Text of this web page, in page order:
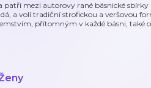
patří mezi autorovy rané básnické sbírky
a volí tradiční strofickou a veršovou
přítomným v každé básni, také